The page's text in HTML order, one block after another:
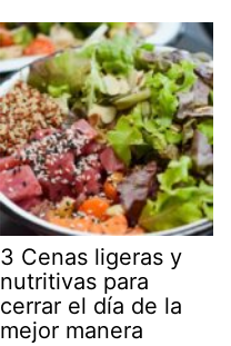
3 Cenas ligeras y
nutritivas para
cerrar el día de la
mejor manera